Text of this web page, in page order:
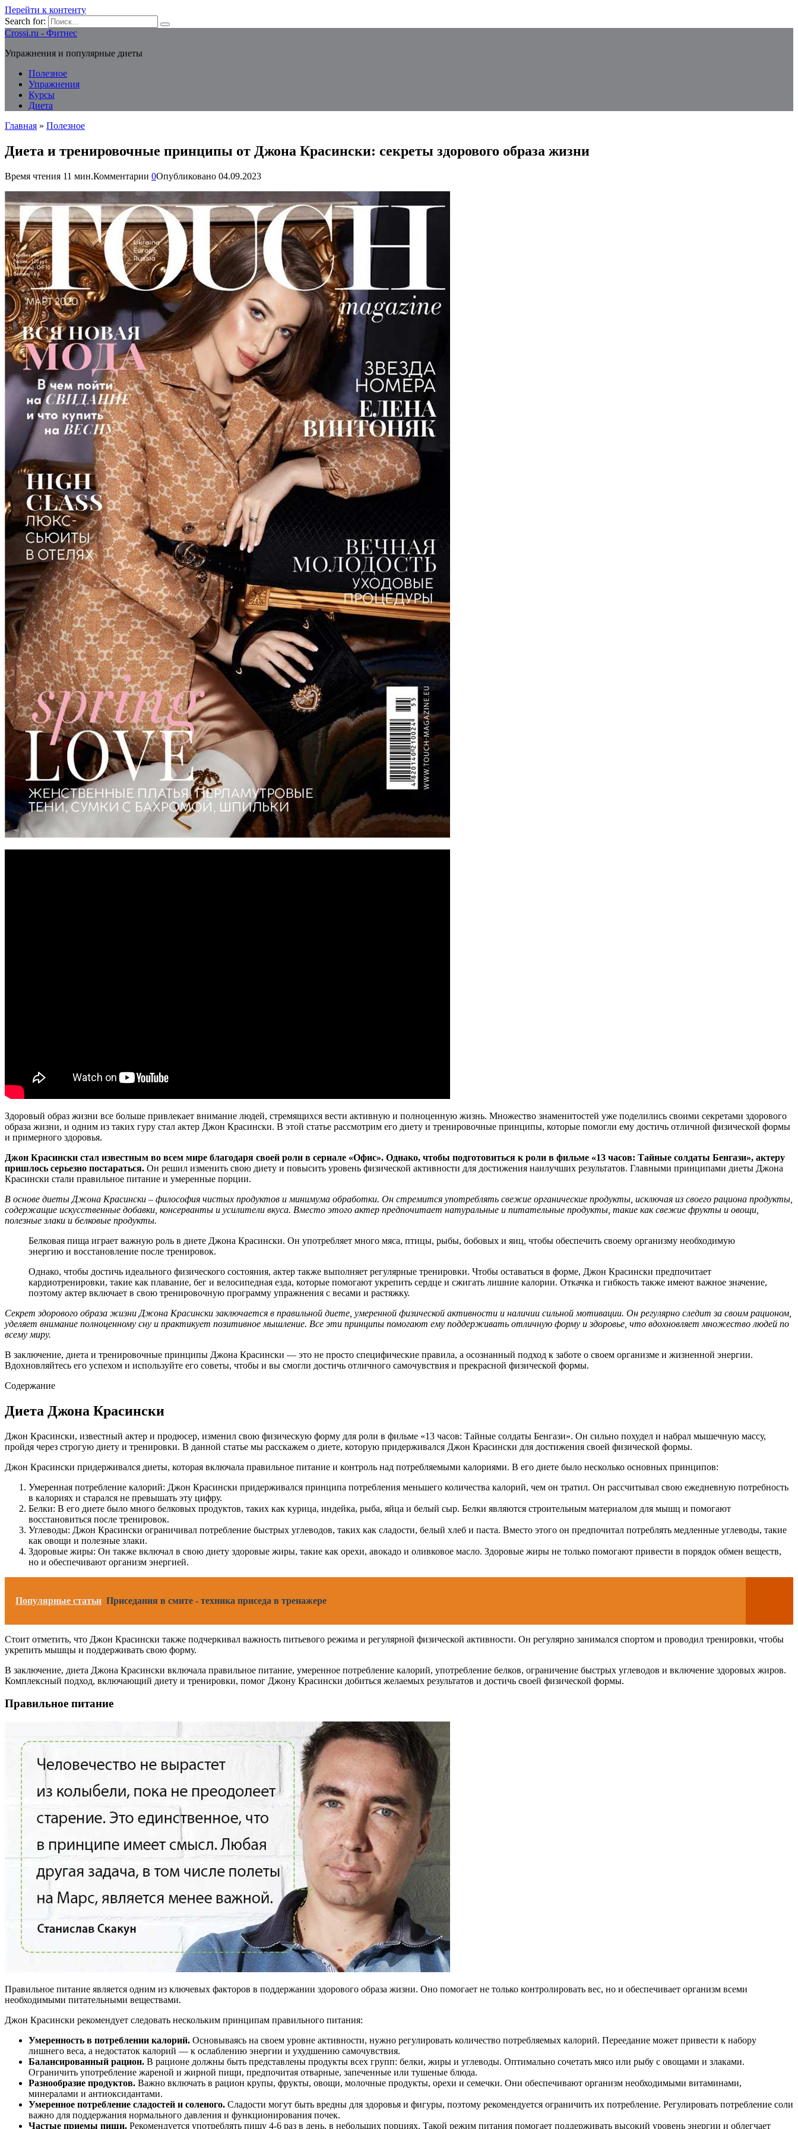
Перейти к контенту
Search for:
Crossi.ru - Фитнес
Упражнения и популярные диеты
Полезное
Упражнения
Курсы
Диета
Главная » Полезное
Диета и тренировочные принципы от Джона Красински: секреты здорового образа жизни
Время чтения 11 мин.Комментарии 0Опубликовано 04.09.2023
Здоровый образ жизни все больше привлекает внимание людей, стремящихся вести активную и полноценную жизнь. Множество знаменитостей уже поделились своими секретами здорового
образа жизни, и одним из таких гуру стал актер Джон Красински. В этой статье рассмотрим его диету и тренировочные принципы, которые помогли ему достичь отличной физической формы
и примерного здоровья.
Джон Красински стал известным во всем мире благодаря своей роли в сериале «Офис». Однако, чтобы подготовиться к роли в фильме «13 часов: Тайные солдаты Бенгази», актеру
пришлось серьезно постараться. Он решил изменить свою диету и повысить уровень физической активности для достижения наилучших результатов. Главными принципами диеты Джона
Красински стали правильное питание и умеренные порции.
В основе диеты Джона Красински – философия чистых продуктов и минимума обработки. Он стремится употреблять свежие органические продукты, исключая из своего рациона продукты,
содержащие искусственные добавки, консерванты и усилители вкуса. Вместо этого актер предпочитает натуральные и питательные продукты, такие как свежие фрукты и овощи,
полезные злаки и белковые продукты.
Белковая пища играет важную роль в диете Джона Красински. Он употребляет много мяса, птицы, рыбы, бобовых и яиц, чтобы обеспечить своему организму необходимую
энергию и восстановление после тренировок.
Однако, чтобы достичь идеального физического состояния, актер также выполняет регулярные тренировки. Чтобы оставаться в форме, Джон Красински предпочитает
кардиотренировки, такие как плавание, бег и велосипедная езда, которые помогают укрепить сердце и сжигать лишние калории. Откачка и гибкость также имеют важное значение,
поэтому актер включает в свою тренировочную программу упражнения с весами и растяжку.
Секрет здорового образа жизни Джона Красински заключается в правильной диете, умеренной физической активности и наличии сильной мотивации. Он регулярно следит за своим рационом,
уделяет внимание полноценному сну и практикует позитивное мышление. Все эти принципы помогают ему поддерживать отличную форму и здоровье, что вдохновляет множество людей по
всему миру.
В заключение, диета и тренировочные принципы Джона Красински — это не просто специфические правила, а осознанный подход к заботе о своем организме и жизненной энергии.
Вдохновляйтесь его успехом и используйте его советы, чтобы и вы смогли достичь отличного самочувствия и прекрасной физической формы.
Содержание
Диета Джона Красински
Джон Красински, известный актер и продюсер, изменил свою физическую форму для роли в фильме «13 часов: Тайные солдаты Бенгази». Он сильно похудел и набрал мышечную массу,
пройдя через строгую диету и тренировки. В данной статье мы расскажем о диете, которую придерживался Джон Красински для достижения своей физической формы.
Джон Красински придерживался диеты, которая включала правильное питание и контроль над потребляемыми калориями. В его диете было несколько основных принципов:
Умеренная потребление калорий: Джон Красински придерживался принципа потребления меньшего количества калорий, чем он тратил. Он рассчитывал свою ежедневную потребность
в калориях и старался не превышать эту цифру.
Белки: В его диете было много белковых продуктов, таких как курица, индейка, рыба, яйца и белый сыр. Белки являются строительным материалом для мышц и помогают
восстановиться после тренировок.
Углеводы: Джон Красински ограничивал потребление быстрых углеводов, таких как сладости, белый хлеб и паста. Вместо этого он предпочитал потреблять медленные углеводы, такие
как овощи и полезные злаки.
Здоровые жиры: Он также включал в свою диету здоровые жиры, такие как орехи, авокадо и оливковое масло. Здоровые жиры не только помогают привести в порядок обмен веществ,
но и обеспечивают организм энергией.
Популярные статьи Приседания в смите - техника приседа в тренажере
Стоит отметить, что Джон Красински также подчеркивал важность питьевого режима и регулярной физической активности. Он регулярно занимался спортом и проводил тренировки, чтобы
укрепить мышцы и поддерживать свою форму.
В заключение, диета Джона Красински включала правильное питание, умеренное потребление калорий, употребление белков, ограничение быстрых углеводов и включение здоровых жиров.
Комплексный подход, включающий диету и тренировки, помог Джону Красински добиться желаемых результатов и достичь своей физической формы.
Правильное питание
Правильное питание является одним из ключевых факторов в поддержании здорового образа жизни. Оно помогает не только контролировать вес, но и обеспечивает организм всеми
необходимыми питательными веществами.
Джон Красински рекомендует следовать нескольким принципам правильного питания:
Умеренность в потреблении калорий. Основываясь на своем уровне активности, нужно регулировать количество потребляемых калорий. Переедание может привести к набору
лишнего веса, а недостаток калорий — к ослаблению энергии и ухудшению самочувствия.
Балансированный рацион. В рационе должны быть представлены продукты всех групп: белки, жиры и углеводы. Оптимально сочетать мясо или рыбу с овощами и злаками.
Ограничить употребление жареной и жирной пищи, предпочитая отварные, запеченные или тушеные блюда.
Разнообразие продуктов. Важно включать в рацион крупы, фрукты, овощи, молочные продукты, орехи и семечки. Они обеспечивают организм необходимыми витаминами,
минералами и антиоксидантами.
Умеренное потребление сладостей и соленого. Сладости могут быть вредны для здоровья и фигуры, поэтому рекомендуется ограничить их потребление. Регулировать потребление соли
важно для поддержания нормального давления и функционирования почек.
Частые приемы пищи. Рекомендуется употреблять пищу 4-6 раз в день, в небольших порциях. Такой режим питания помогает поддерживать высокий уровень энергии и облегчает